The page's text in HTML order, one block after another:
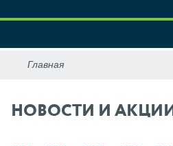
НОВОСТИ И АКЦИИ